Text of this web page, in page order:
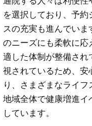
を選択しており、予
スの充実も進んでい
のニーズにも柔軟に応
適した体制が整備さ
視されているため、
り、さまざまなライフ
地域全体で健康増進
しています。